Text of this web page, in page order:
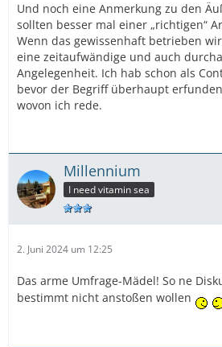
Und noch eine Anmerkung zu den
sollten besser mal einer „richtigen“
Wenn das gewissenhaft betrieben
eine zeitaufwändige und auch
Angelegenheit. Ich hab schon als
bevor der Begriff überhaupt
wovon ich rede.
Millennium
I need vitamin sea
2. Juni 2024 um 12:25
Das arme Umfrage-Mädel! So ne
bestimmt nicht anstoßen wollen